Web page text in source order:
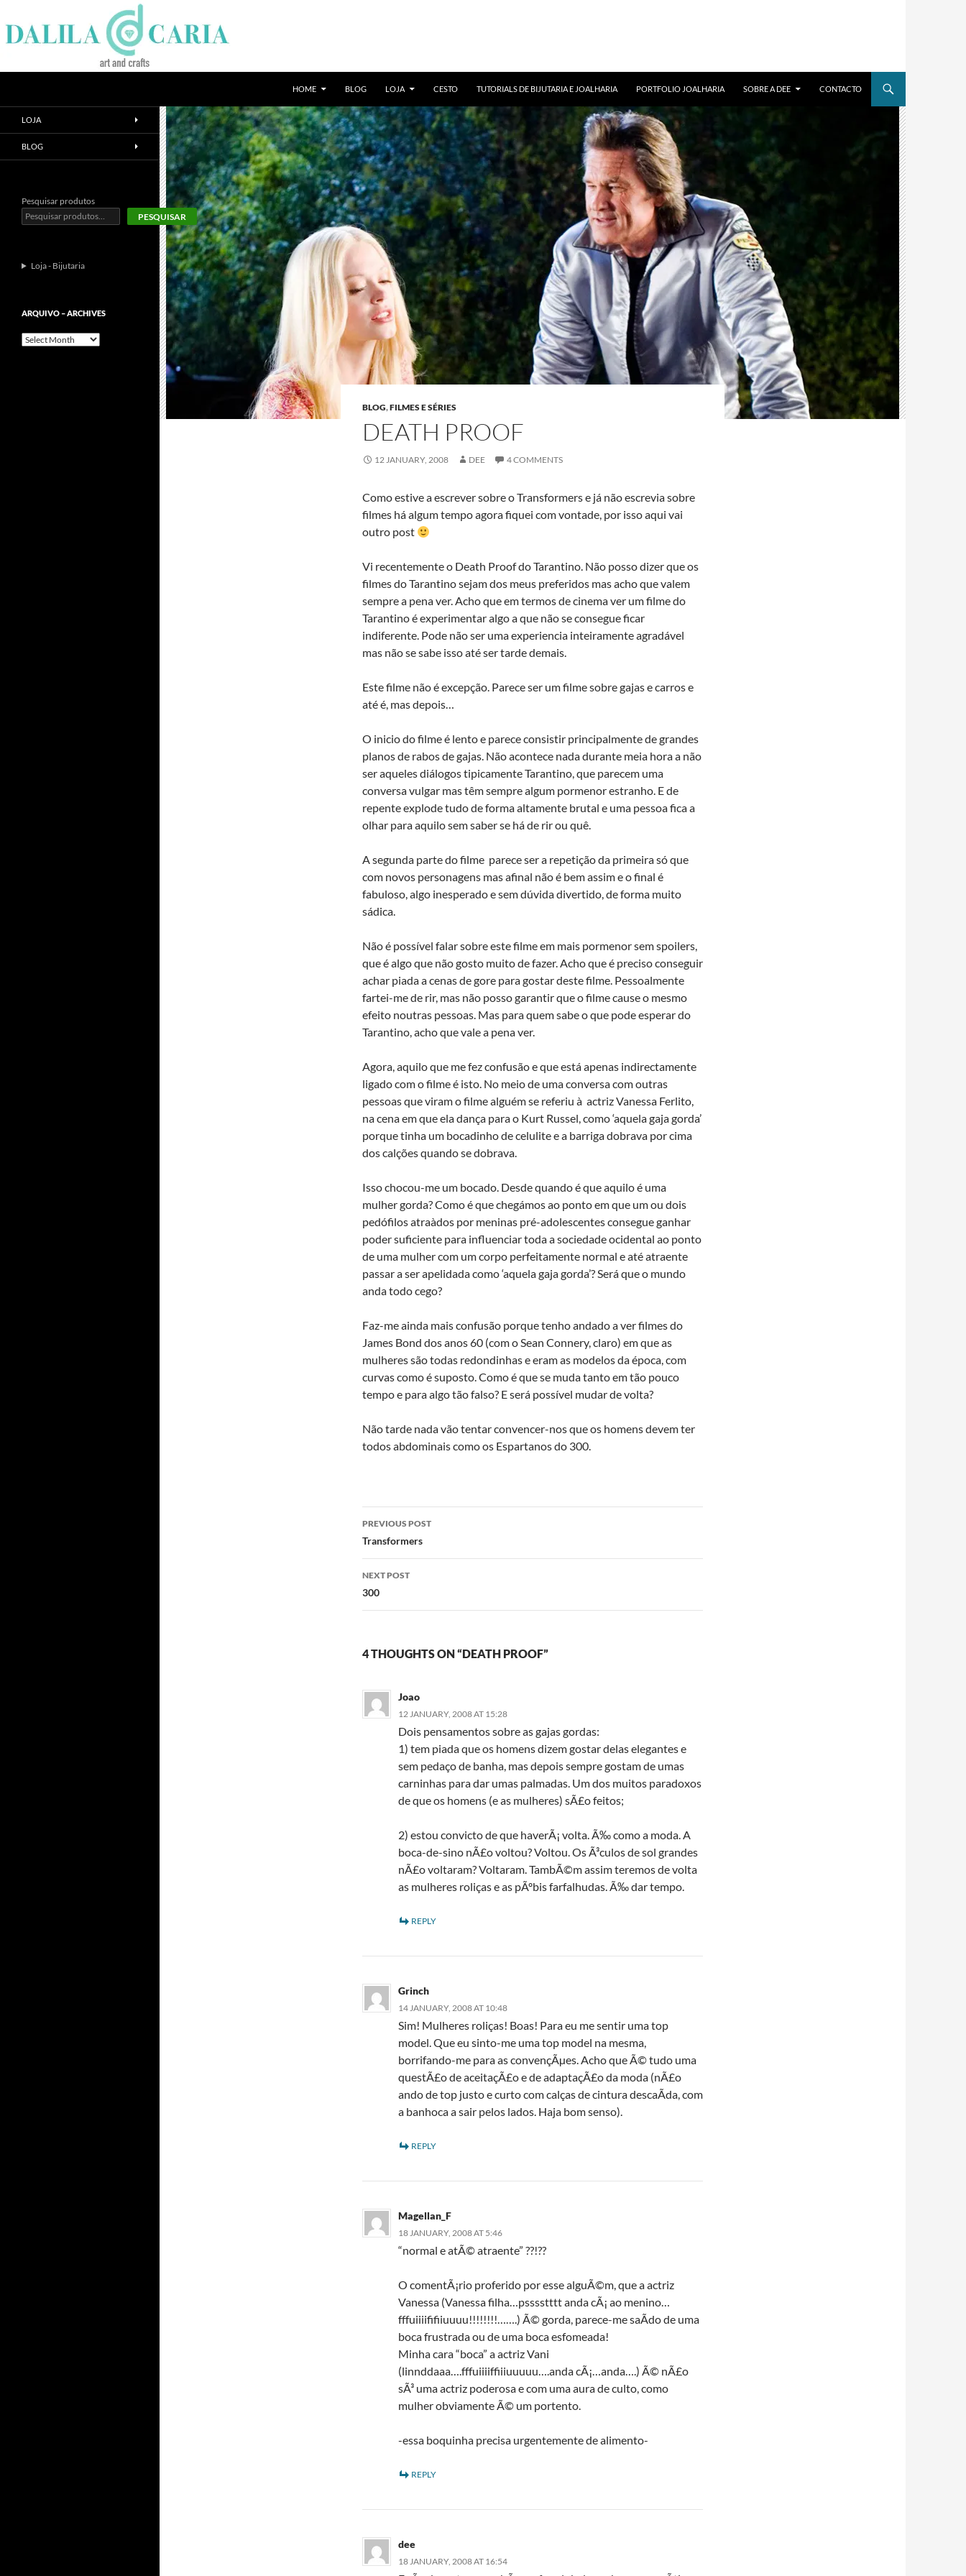
to
content
HOME BLOG LOJA CESTO TUTORIALS DE BIJUTARIA E JOALHARIA PORTFOLIO JOALHARIA SOBRE A DEE CONTACTO
BLOG,FILMES E SÉRIES
DEATH PROOF
12 JANUARY, 2008 DEE 4 COMMENTS
Como estive a escrever sobre o Transformers e já não escrevia sobre
filmes há algum tempo agora fiquei com vontade, por isso aqui vai
outro post
Vi recentemente o Death Proof do Tarantino. Não posso dizer que os
filmes do Tarantino sejam dos meus preferidos mas acho que valem
sempre a pena ver. Acho que em termos de cinema ver um filme do
Tarantino é experimentar algo a que não se consegue ficar
indiferente. Pode não ser uma experiencia inteiramente agradável
mas não se sabe isso até ser tarde demais.
Este filme não é excepção. Parece ser um filme sobre gajas e carros e
até é, mas depois…
O inicio do filme é lento e parece consistir principalmente de grandes
planos de rabos de gajas. Não acontece nada durante meia hora a não
ser aqueles diálogos tipicamente Tarantino, que parecem uma
conversa vulgar mas têm sempre algum pormenor estranho. E de
repente explode tudo de forma altamente brutal e uma pessoa fica a
olhar para aquilo sem saber se há de rir ou quê.
A segunda parte do filme parece ser a repetição da primeira só que
com novos personagens mas afinal não é bem assim e o final é
fabuloso, algo inesperado e sem dúvida divertido, de forma muito
sádica.
Não é possível falar sobre este filme em mais pormenor sem spoilers,
que é algo que não gosto muito de fazer. Acho que é preciso conseguir
achar piada a cenas de gore para gostar deste filme. Pessoalmente
fartei-me de rir, mas não posso garantir que o filme cause o mesmo
efeito noutras pessoas. Mas para quem sabe o que pode esperar do
Tarantino, acho que vale a pena ver.
Agora, aquilo que me fez confusão e que está apenas indirectamente
ligado com o filme é isto. No meio de uma conversa com outras
pessoas que viram o filme alguém se referiu à actriz Vanessa Ferlito,
na cena em que ela dança para o Kurt Russel, como ‘aquela gaja gorda’
porque tinha um bocadinho de celulite e a barriga dobrava por cima
dos calções quando se dobrava.
Isso chocou-me um bocado. Desde quando é que aquilo é uma
mulher gorda? Como é que chegámos ao ponto em que um ou dois
pedófilos atraà­dos por meninas pré-adolescentes consegue ganhar
poder suficiente para influenciar toda a sociedade ocidental ao ponto
de uma mulher com um corpo perfeitamente normal e até atraente
passar a ser apelidada como ‘aquela gaja gorda’? Será que o mundo
anda todo cego?
Faz-me ainda mais confusão porque tenho andado a ver filmes do
James Bond dos anos 60 (com o Sean Connery, claro) em que as
mulheres são todas redondinhas e eram as modelos da época, com
curvas como é suposto. Como é que se muda tanto em tão pouco
tempo e para algo tão falso? E será possível mudar de volta?
Não tarde nada vão tentar convencer-nos que os homens devem ter
todos abdominais como os Espartanos do 300.
Post
navigation
PREVIOUS POST
Transformers
NEXT POST
300
4 THOUGHTS ON “DEATH PROOF”
Joao
12 JANUARY, 2008 AT 15:28
Dois pensamentos sobre as gajas gordas:
1) tem piada que os homens dizem gostar delas elegantes e
sem pedaço de banha, mas depois sempre gostam de umas
carninhas para dar umas palmadas. Um dos muitos paradoxos
de que os homens (e as mulheres) sÃ£o feitos;
2) estou convicto de que haverÃ¡ volta. Ã‰ como a moda. A
boca-de-sino nÃ£o voltou? Voltou. Os Ã³culos de sol grandes
nÃ£o voltaram? Voltaram. TambÃ©m assim teremos de volta
as mulheres roliças e as pÃºbis farfalhudas. Ã‰ dar tempo.
REPLY
Grinch
14 JANUARY, 2008 AT 10:48
Sim! Mulheres roliças! Boas! Para eu me sentir uma top
model. Que eu sinto-me uma top model na mesma,
borrifando-me para as convençÃµes. Acho que Ã© tudo uma
questÃ£o de aceitaçÃ£o e de adaptaçÃ£o da moda (nÃ£o
ando de top justo e curto com calças de cintura descaÃ­da, com
a banhoca a sair pelos lados. Haja bom senso).
REPLY
Magellan_F
18 JANUARY, 2008 AT 5:46
“normal e atÃ© atraente” ??!??
O comentÃ¡rio proferido por esse alguÃ©m, que a actriz
Vanessa (Vanessa filha…psssstttt anda cÃ¡ ao menino…
fffuiiiififiiuuuu!!!!!!!!…….) Ã© gorda, parece-me saÃ­do de uma
boca frustrada ou de uma boca esfomeada!
Minha cara “boca” a actriz Vani
(linnddaaa….fffuiiiiffiiiuuuuu….anda cÃ¡…anda….) Ã© nÃ£o
sÃ³ uma actriz poderosa e com uma aura de culto, como
mulher obviamente Ã© um portento.
-essa boquinha precisa urgentemente de alimento-
REPLY
dee
18 JANUARY, 2008 AT 16:54
LOJA
BLOG
Pesquisar produtos
PESQUISAR
Loja - Bijutaria
ARQUIVO – ARCHIVES
Arquivo